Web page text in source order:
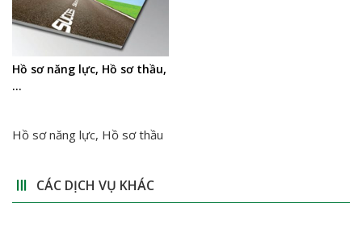
Hồ sơ năng lực, Hồ sơ thầu,
…
Hồ sơ năng lực, Hồ sơ thầu
CÁC DỊCH VỤ KHÁC